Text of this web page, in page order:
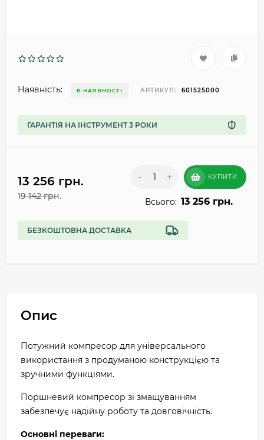
Наявність: В НАЯВНОСТІ АРТИКУЛ: 601525000
ГАРАНТІЯ НА ІНСТРУМЕНТ 3 РОКИ
13 256 грн.
19 142 грн.
- + КУПИТИ
Всього: 13 256 грн.
БЕЗКОШТОВНА ДОСТАВКА
Опис
Потужний компресор для універсального
використання з продуманою конструкцією та
зручними функціями.
Поршневий компресор зі змащуванням
забезпечує надійну роботу та довговічність.
Основні переваги: